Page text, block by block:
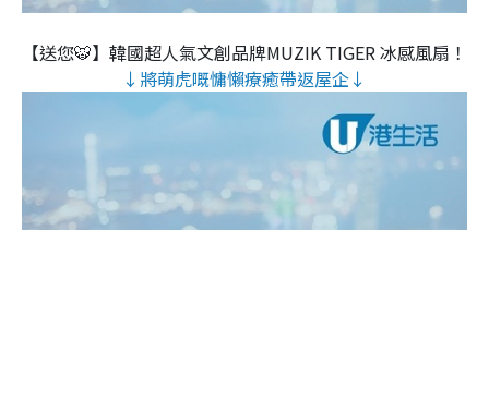
【送您🐯】韓國超人氣文創品牌MUZIK TIGER 冰感風扇！
↓將萌虎嘅慵懶療癒帶返屋企↓